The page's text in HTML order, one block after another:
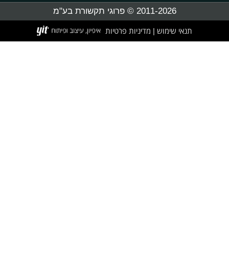
2011-2026 © פרוגי תקשורת בע"מ
תנאי שימוש מדיניות פרטיות